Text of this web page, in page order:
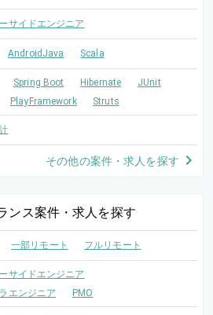
サイドエンジニア
AndroidJava Scala
Spring Boot Hibernate
JUnit
PlayFramework Struts
その他の案件・求人を探す
ンス案件・求人を探す
一部リモート フルリモート
サイドエンジニア
エンジニア
PMO